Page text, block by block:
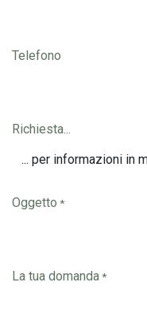
Telefono
Richiesta...
Oggetto *
La tua domanda*